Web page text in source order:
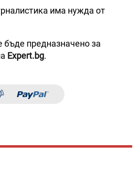
има нужда от
предназначено за
Expert.bg.